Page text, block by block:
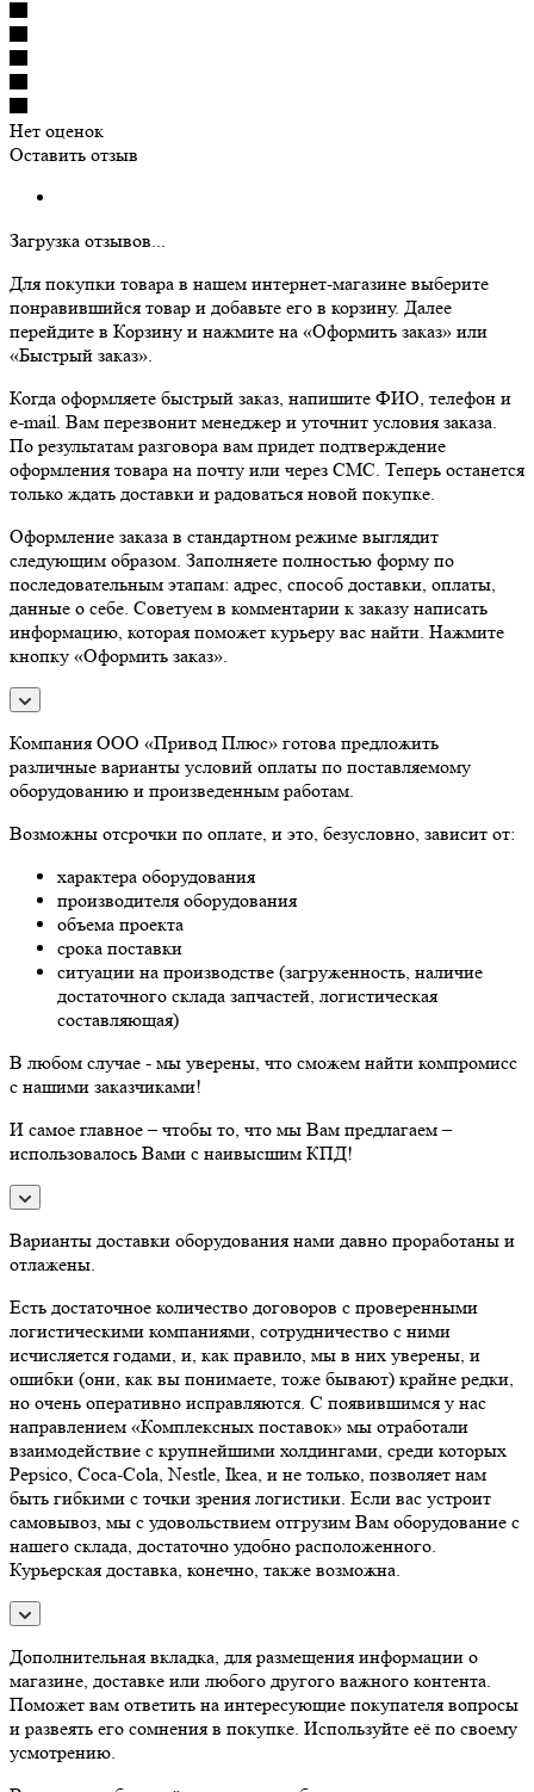
Нет оценок
Оставить отзыв
Загрузка отзывов...
Для покупки товара в нашем интернет-магазине выберите
понравившийся товар и добавьте его в корзину. Далее
перейдите в Корзину и нажмите на «Оформить заказ» или
«Быстрый заказ».
Когда оформляете быстрый заказ, напишите ФИО, телефон и
e-mail. Вам перезвонит менеджер и уточнит условия заказа.
По результатам разговора вам придет подтверждение
оформления товара на почту или через СМС. Теперь останется
только ждать доставки и радоваться новой покупке.
Оформление заказа в стандартном режиме выглядит
следующим образом. Заполняете полностью форму по
последовательным этапам: адрес, способ доставки, оплаты,
данные о себе. Советуем в комментарии к заказу написать
информацию, которая поможет курьеру вас найти. Нажмите
кнопку «Оформить заказ».
Компания ООО «Привод Плюс» готова предложить
различные варианты условий оплаты по поставляемому
оборудованию и произведенным работам.
Возможны отсрочки по оплате, и это, безусловно, зависит от:
характера оборудования
производителя оборудования
объема проекта
срока поставки
ситуации на производстве (загруженность, наличие
достаточного склада запчастей, логистическая
составляющая)
В любом случае - мы уверены, что сможем найти компромисс
с нашими заказчиками!
И самое главное – чтобы то, что мы Вам предлагаем –
использовалось Вами с наивысшим КПД!
Варианты доставки оборудования нами давно проработаны и
отлажены.
Есть достаточное количество договоров с проверенными
логистическими компаниями, сотрудничество с ними
исчисляется годами, и, как правило, мы в них уверены, и
ошибки (они, как вы понимаете, тоже бывают) крайне редки,
но очень оперативно исправляются. С появившимся у нас
направлением «Комплексных поставок» мы отработали
взаимодействие с крупнейшими холдингами, среди которых
Pepsico, Coca-Cola, Nestle, Ikea, и не только, позволяет нам
быть гибкими с точки зрения логистики. Если вас устроит
самовывоз, мы с удовольствием отгрузим Вам оборудование с
нашего склада, достаточно удобно расположенного.
Курьерская доставка, конечно, также возможна.
Дополнительная вкладка, для размещения информации о
магазине, доставке или любого другого важного контента.
Поможет вам ответить на интересующие покупателя вопросы
и развеять его сомнения в покупке. Используйте её по своему
усмотрению.